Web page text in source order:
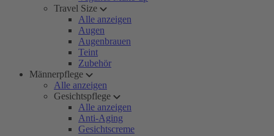
Travel Size
Alle anzeigen
Augen
Augenbrauen
Teint
Zubehör
Männerpflege
Alle anzeigen
Gesichtspflege
Alle anzeigen
Anti-Aging
Gesichtscreme